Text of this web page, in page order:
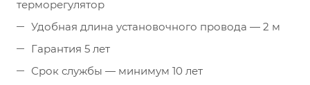
терморегулятор
Удобная длина установочного провода — 2 м
Гарантия 5 лет
Срок службы — минимум 10 лет